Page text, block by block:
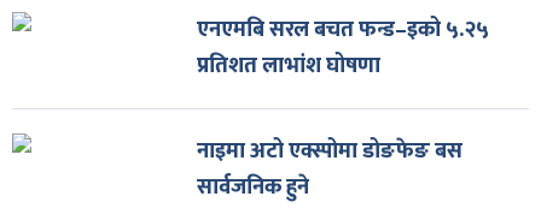
एनएमबि सरल बचत फन्ड–इको ५.२५
प्रतिशत लाभांश घोषणा
नाइमा अटो एक्स्पोमा डोङफेङ बस
सार्वजनिक हुने